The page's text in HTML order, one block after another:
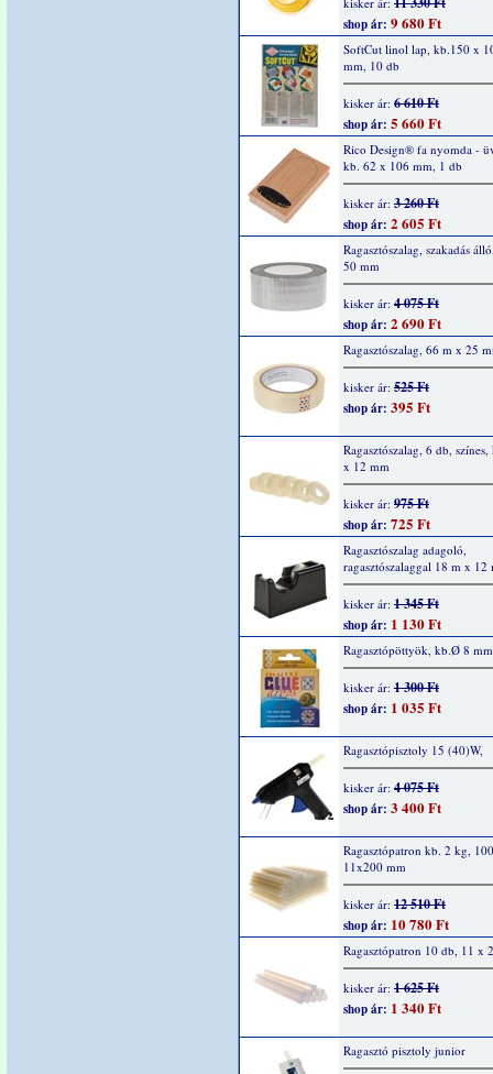
shop ár: 9 680 Ft
SoftCut linol lap, kb.150 x
mm, 10 db
kisker ár: 6 610 Ft
shop ár: 5 660 Ft
Rico Design® fa nyomda -
kb. 62 x 106 mm, 1 db
kisker ár: 3 260 Ft
shop ár: 2 605 Ft
Ragasztószalag, szakadás
50 mm
kisker ár: 4 075 Ft
shop ár: 2 690 Ft
Ragasztószalag, 66 m x 25
kisker ár: 525 Ft
shop ár: 395 Ft
Ragasztószalag, 6 db,
x 12 mm
kisker ár: 975 Ft
shop ár: 725 Ft
Ragasztószalag adagoló,
ragasztószalaggal 18 m x 12
kisker ár: 1 345 Ft
shop ár: 1 130 Ft
Ragasztópöttyök, kb.Ø 8
kisker ár: 1 300 Ft
shop ár: 1 035 Ft
Ragasztópisztoly 15 (40)W,
kisker ár: 4 075 Ft
shop ár: 3 400 Ft
Ragasztópatron kb. 2 kg,
11x200 mm
kisker ár: 12 510 Ft
shop ár: 10 780 Ft
Ragasztópatron 10 db, 11 x
kisker ár: 1 625 Ft
shop ár: 1 340 Ft
Ragasztó pisztoly junior